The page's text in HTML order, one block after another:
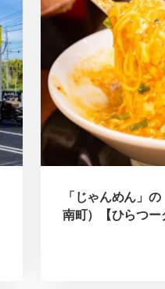
「じゃんめん」
南町）【ひらつー